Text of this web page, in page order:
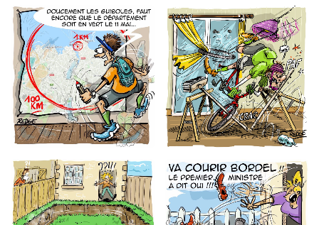
REDGE 35 - LE
GRIBOUILLEUR
REDGE 35 - LE
GRIBOUILLEUR
REDGE 35 - LE
REDGE 35 - LE